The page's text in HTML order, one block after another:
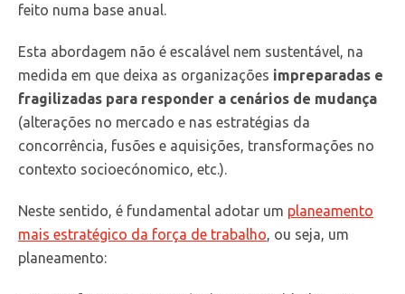
feito numa base anual.
Esta abordagem não é escalável nem sustentável, na
medida em que deixa as organizações impreparadas e
fragilizadas para responder a cenários de mudança
(alterações no mercado e nas estratégias da
concorrência, fusões e aquisições, transformações no
contexto socioecónomico, etc.).
Neste sentido, é fundamental adotar um planeamento
mais estratégico da força de trabalho , ou seja, um
planeamento: